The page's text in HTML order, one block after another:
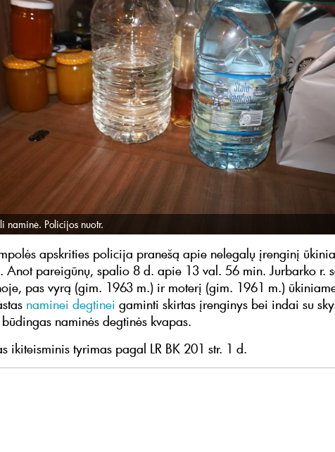
naminė. Policijos nuotr.
apskrities policija pranešą apie nelegalų įrenginį
Anot pareigūnų, spalio 8 d. apie 13 val. 56 min. Jurbarko r.
pas vyrą (gim. 1963 m.) ir moterį (gim. 1961 m.)
naminei degtinei gaminti skirtas įrenginys bei indai su
naminės degtinės kvapas.
ikiteisminis tyrimas pagal LR BK 201 str. 1 d.